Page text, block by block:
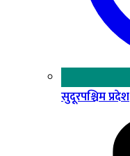
सुदूरपश्चिम प्रदेश